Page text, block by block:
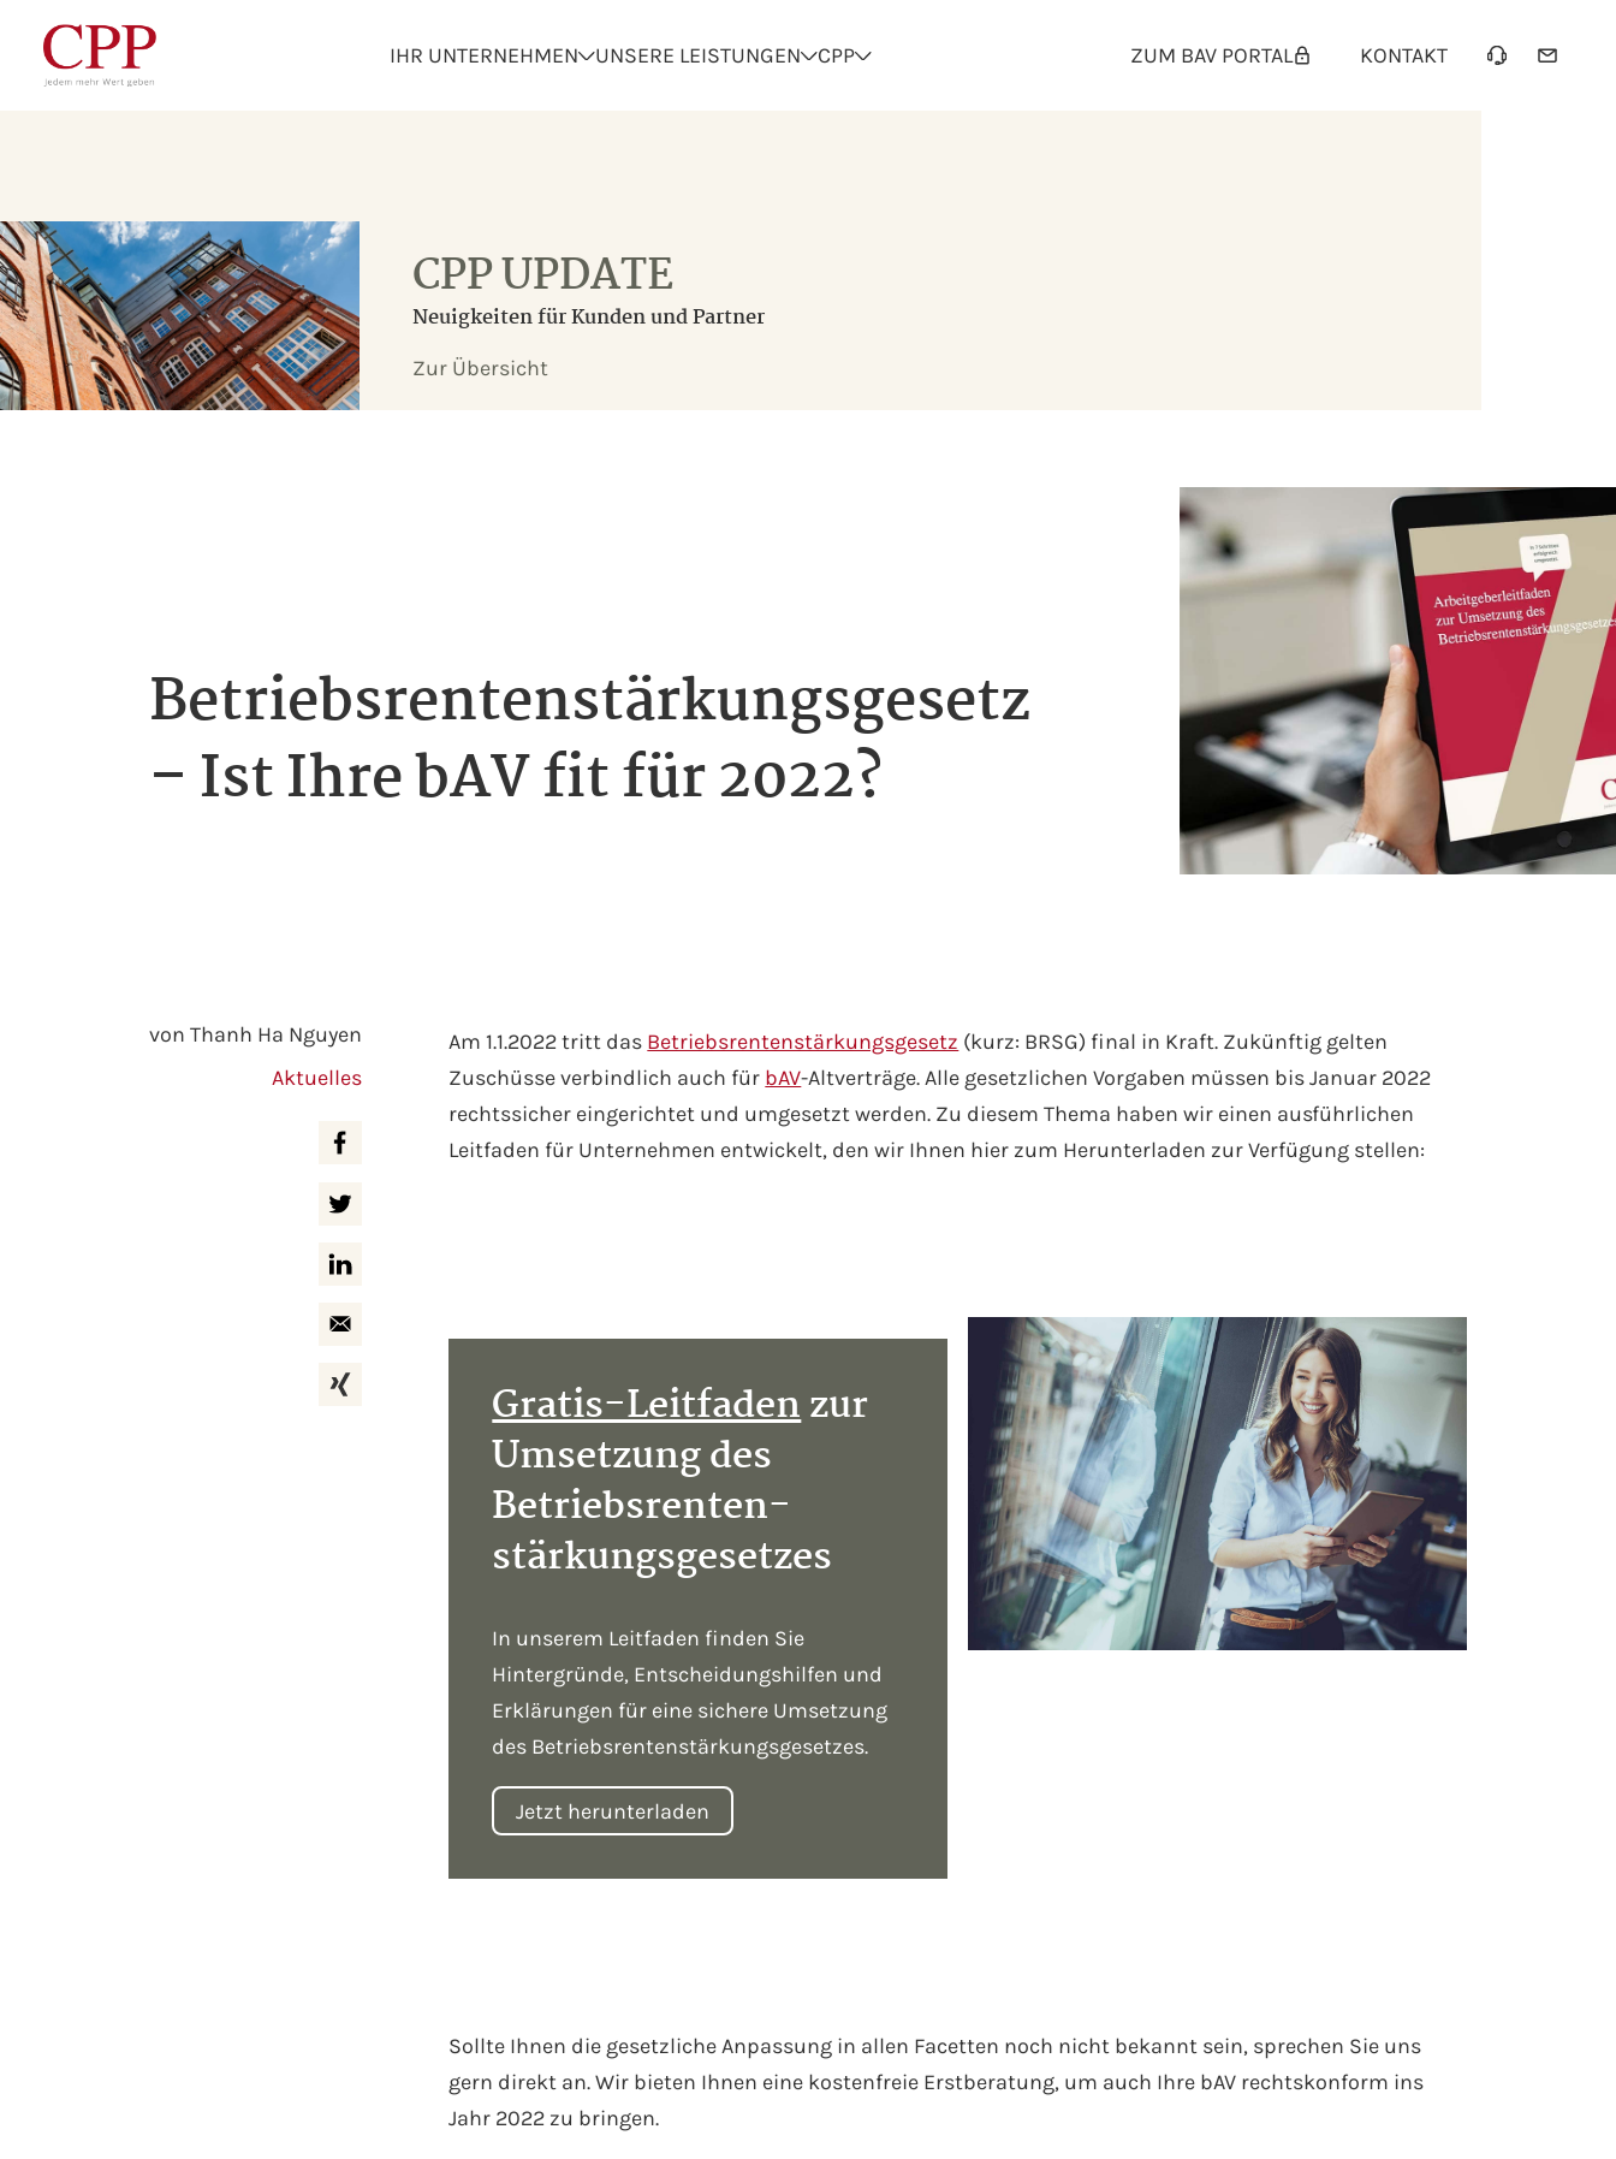
IHR UNTERNEHMEN UNSERE LEISTUNGEN CPP ZUM BAV PORTAL KONTAKT
CPP UPDATE
Neuigkeiten für Kunden und Partner
Zur Übersicht
Betriebsrentenstärkungsgesetz
– Ist Ihre bAV fit für 2022?
von Thanh Ha Nguyen
Aktuelles
Am 1.1.2022 tritt das Betriebsrentenstärkungsgesetz (kurz: BRSG) final in Kraft. Zukünftig gelten
Zuschüsse verbindlich auch für bAV-Altverträge. Alle gesetzlichen Vorgaben müssen bis Januar 2022
rechtssicher eingerichtet und umgesetzt werden. Zu diesem Thema haben wir einen ausführlichen
Leitfaden für Unternehmen entwickelt, den wir Ihnen hier zum Herunterladen zur Verfügung stellen:
Gratis-Leitfadenzur
Umsetzung des
Betriebsrenten-
stärkungsgesetzes
In unserem Leitfaden finden Sie
Hintergründe, Entscheidungshilfen und
Erklärungen für eine sichere Umsetzung
des Betriebsrentenstärkungsgesetzes.
Jetzt herunterladen
Sollte Ihnen die gesetzliche Anpassung in allen Facetten noch nicht bekannt sein, sprechen Sie uns
gern direkt an. Wir bieten Ihnen eine kostenfreie Erstberatung, um auch Ihre bAV rechtskonform ins
Jahr 2022 zu bringen.